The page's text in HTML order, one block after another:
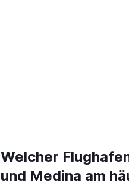
Welcher
und Medina am